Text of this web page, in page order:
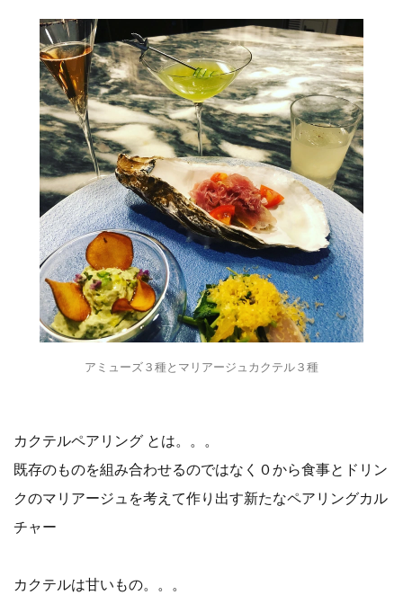
アミューズ３種とマリアージュカクテル３種
カクテルペアリング とは。。。
既存のものを組み合わせるのではなく０から食事とドリン
クのマリアージュを考えて作り出す新たなペアリングカル
チャー
カクテルは甘いもの。。。